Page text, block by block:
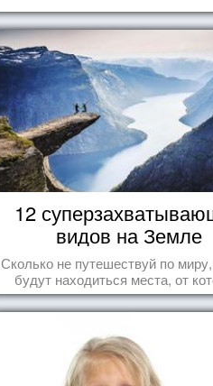
12
видов на Земле
Сколько не путешествуй по
будут находиться места, от
перехватывает дух и кружится